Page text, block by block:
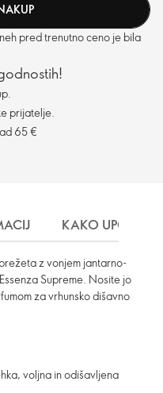
pred trenutno ceno je bila
prijatelje.
65 €
KAKO
z vonjem jantarno-
Supreme. Nosite jo
za vrhunsko dišavno
voljna in odišavljena